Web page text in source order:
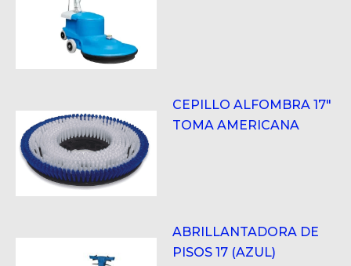
CEPILLO ALFOMBRA 17"
TOMA AMERICANA
ABRILLANTADORA DE
PISOS 17 (AZUL)